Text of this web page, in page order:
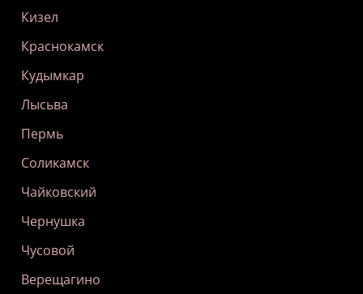
Кизел
Краснокамск
Кудымкар
Лысьва
Пермь
Соликамск
Чайковский
Чернушка
Чусовой
Верещагино